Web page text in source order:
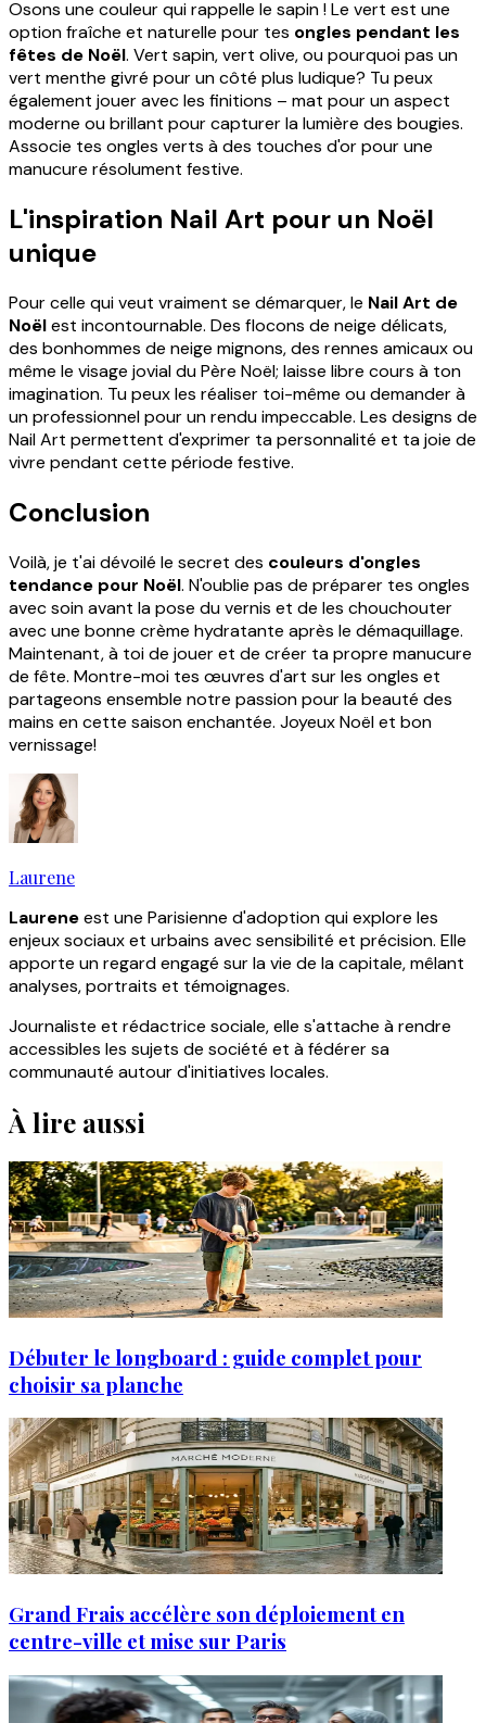
Osons une couleur qui rappelle le sapin ! Le vert est une
option fraîche et naturelle pour tes ongles pendant les
fêtes de Noël. Vert sapin, vert olive, ou pourquoi pas un
vert menthe givré pour un côté plus ludique? Tu peux
également jouer avec les finitions – mat pour un aspect
moderne ou brillant pour capturer la lumière des bougies.
Associe tes ongles verts à des touches d'or pour une
manucure résolument festive.
L'inspiration Nail Art pour un Noël
unique
Pour celle qui veut vraiment se démarquer, le Nail Art de
Noëlest incontournable. Des flocons de neige délicats,
des bonhommes de neige mignons, des rennes amicaux ou
même le visage jovial du Père Noël; laisse libre cours à ton
imagination. Tu peux les réaliser toi-même ou demander à
un professionnel pour un rendu impeccable. Les designs de
Nail Art permettent d'exprimer ta personnalité et ta joie de
vivre pendant cette période festive.
Conclusion
Voilà, je t'ai dévoilé le secret des couleurs d'ongles
tendance pour Noël. N'oublie pas de préparer tes ongles
avec soin avant la pose du vernis et de les chouchouter
avec une bonne crème hydratante après le démaquillage.
Maintenant, à toi de jouer et de créer ta propre manucure
de fête. Montre-moi tes œuvres d'art sur les ongles et
partageons ensemble notre passion pour la beauté des
mains en cette saison enchantée. Joyeux Noël et bon
vernissage!
Laurene
Laureneest une Parisienne d'adoption qui explore les
enjeux sociaux et urbains avec sensibilité et précision. Elle
apporte un regard engagé sur la vie de la capitale, mêlant
analyses, portraits et témoignages.
Journaliste et rédactrice sociale, elle s'attache à rendre
accessibles les sujets de société et à fédérer sa
communauté autour d'initiatives locales.
À lire aussi
Débuter le longboard : guide complet pour
choisir sa planche
Grand Frais accélère son déploiement en
centre-ville et mise sur Paris